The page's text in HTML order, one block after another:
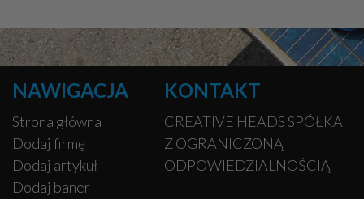
NAWIGACJA
Strona główna
Dodaj firmę
Dodaj artykuł
Dodaj baner
KONTAKT
CREATIVE HEADS SPÓŁKA
Z OGRANICZONĄ
ODPOWIEDZIALNOŚCIĄ